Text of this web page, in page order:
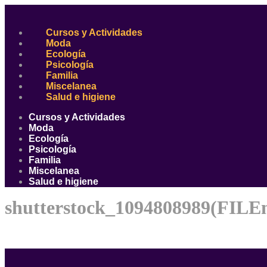
contenido
Cursos y Actividades
Moda
Ecología
Psicología
Familia
Miscelanea
Salud e higiene
Cursos y Actividades
Moda
Ecología
Psicología
Familia
Miscelanea
Salud e higiene